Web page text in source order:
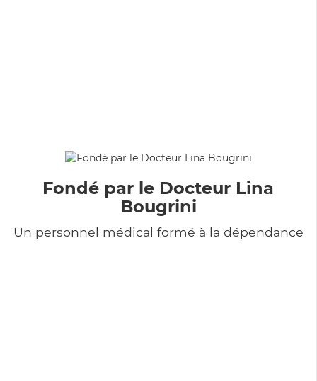
Fondé par le Docteur Lina
Bougrini
Un personnel médical formé à la dépendance